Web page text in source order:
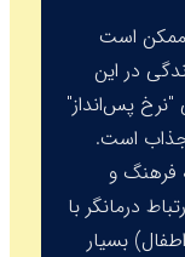
ممکن است
در این
پس‌انداز"
جذاب است.
فرهنگ و
درمانگر با
بسیار